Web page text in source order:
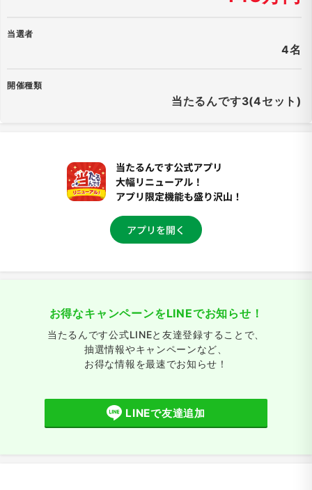
当選者
4名
開催種類
当たるんです3(4セット)
お得なキャンペーンをLINEでお知らせ！
当たるんです公式LINEと友達登録することで、
抽選情報やキャンペーンなど、
お得な情報を最速でお知らせ！
LINEで友達追加